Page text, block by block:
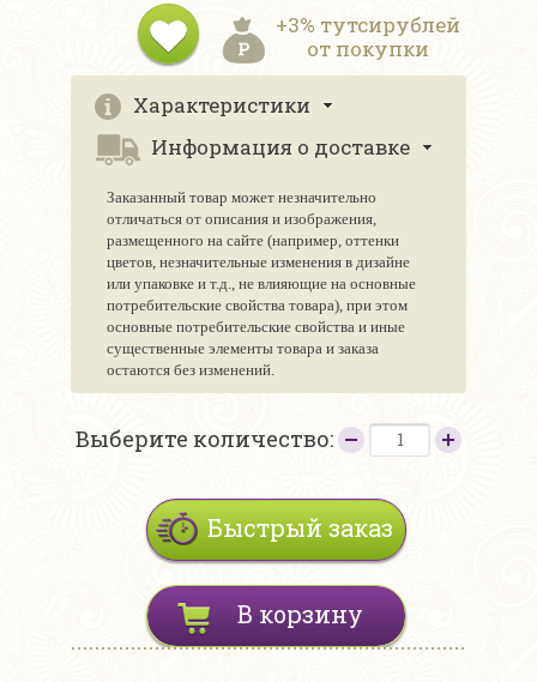
+3% тутсирублей
от покупки
Характеристики
Информация о доставке
Заказанный товар может незначительно
отличаться от описания и изображения,
размещенного на сайте (например, оттенки
цветов, незначительные изменения в дизайне
или упаковке и т.д., не влияющие на основные
потребительские свойства товара), при этом
основные потребительские свойства и иные
существенные элементы товара и заказа
остаются без изменений.
Выберите количество:
Быстрый заказ
В корзину